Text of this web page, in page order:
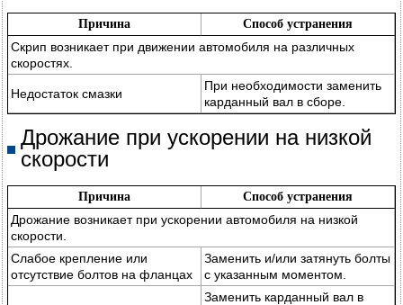
Причина Способ устранения
Скрип возникает при движении автомобиля на различных
скоростях.
Недостаток смазки
При необходимости заменить
карданный вал в сборе.
Дрожание при ускорении на низкой
скорости
Причина Способ устранения
Дрожание возникает при ускорении автомобиля на низкой
скорости.
Слабое крепление или
отсутствие болтов на фланцах
Заменить и/или затянуть болты
с указанным моментом.
Заменить карданный вал в